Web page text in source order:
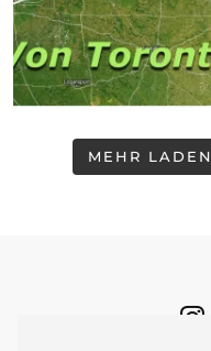
MEHR LADEN